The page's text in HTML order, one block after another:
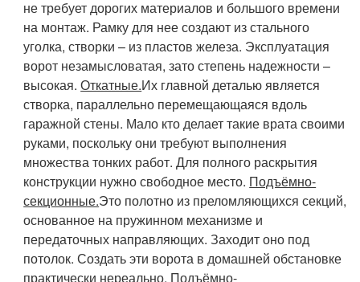
не требует дорогих материалов и большого времени
на монтаж. Рамку для нее создают из стального
уголка, створки – из пластов железа. Эксплуатация
ворот незамысловатая, зато степень надежности –
высокая.Откатные.Их главной деталью является
створка, параллельно перемещающаяся вдоль
гаражной стены. Мало кто делает такие врата своими
руками, поскольку они требуют выполнения
множества тонких работ. Для полного раскрытия
конструкции нужно свободное место. Подъёмно-
секционные.Это полотно из преломляющихся секций,
основанное на пружинном механизме и
передаточных направляющих. Заходит оно под
потолок. Создать эти ворота в домашней обстановке
практически нереально. Подъёмно-